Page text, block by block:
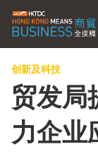
创新及科技
贸发局
力企业